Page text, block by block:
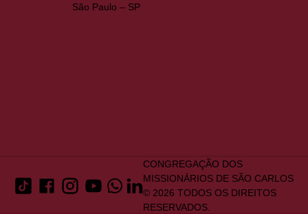
São Paulo – SP
CONGREGAÇÃO DOS
MISSIONÁRIOS DE SÃO CARLOS
© 2026 TODOS OS DIREITOS
RESERVADOS.